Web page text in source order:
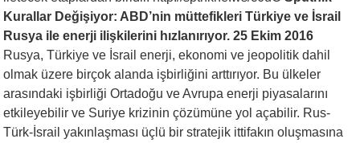
Kurallar Değişiyor: ABD’nin müttefikleri Türkiye ve İsrail
Rusya ile enerji ilişkilerini hızlanırıyor. 25 Ekim 2016
Rusya, Türkiye ve İsrail enerji, ekonomi ve jeopolitik dahil
olmak üzere birçok alanda işbirliğini arttırıyor. Bu ülkeler
arasındaki işbirliği Ortadoğu ve Avrupa enerji piyasalarını
etkileyebilir ve Suriye krizinin çözümüne yol açabilir. Rus-
Türk-İsrail yakınlaşması üçlü bir stratejik ittifakın oluşmasına